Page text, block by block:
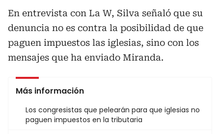
En entrevista con La W, Silva señaló que su
denuncia no es contra la posibilidad de que
paguen impuestos las iglesias, sino con los
mensajes que ha enviado Miranda.
Más información
Los congresistas que pelearán para que iglesias no
paguen impuestos en la tributaria